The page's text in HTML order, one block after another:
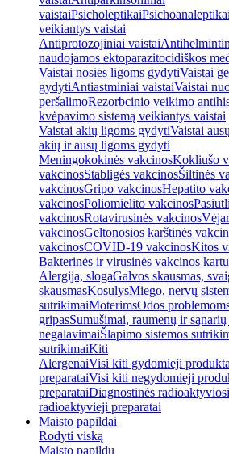
vaistaiPsicholeptikaiPsichoanaleptikai
veikiantys vaistai
Antiprotozojiniai vaistai
naudojamos ektoparazitocidiškos
Vaistai nosies ligoms gydytiVaistai
gydytiAntiastminiai vaistaiVaistai
peršalimoRezorbcinio veikimo
kvėpavimo sistemą veikiantys vaistai
Vaistai akių ligoms gydytiVaistai
akių ir ausų ligoms gydyti
Meningokokinės vakcinosKokliušo
vakcinosStabligės vakcinosŠiltinės
vakcinosGripo vakcinosHepatito
vakcinosPoliomielito vakcinos
vakcinosRotavirusinės vakcinos
vakcinosGeltonosios karštinės
vakcinosCOVID-19 vakcinosKitos
Bakterinės ir virusinės vakcinos kartu
Alergija, slogaGalvos skausmas,
skausmasKosulysMiego, nervų
sutrikimaiMoterimsOdos
gripasSumušimai, raumenų ir sąnarių
negalavimaiŠlapimo sistemos
sutrikimaiKiti
AlergenaiVisi kiti gydomieji
preparataiVisi kiti negydomieji
preparataiDiagnostinės
radioaktyvieji preparatai
Maisto papildai
Rodyti viską
Maisto papildų